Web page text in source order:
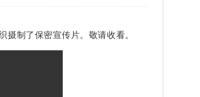
摄制了保密宣传片。敬请收看。